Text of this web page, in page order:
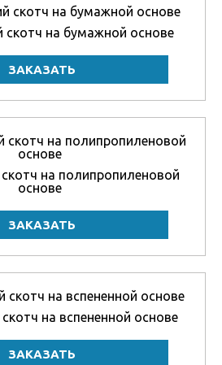
скотч на бумажной основе
на полипропиленовой
основе
на вспененной основе